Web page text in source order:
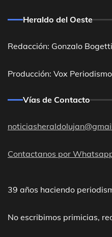
Heraldo del Oeste
Redacción: Gonzalo Bogetti
Producción: Vox
Vías de Contacto
Contactanos por
39 años haciendo
No escribimos primicias,